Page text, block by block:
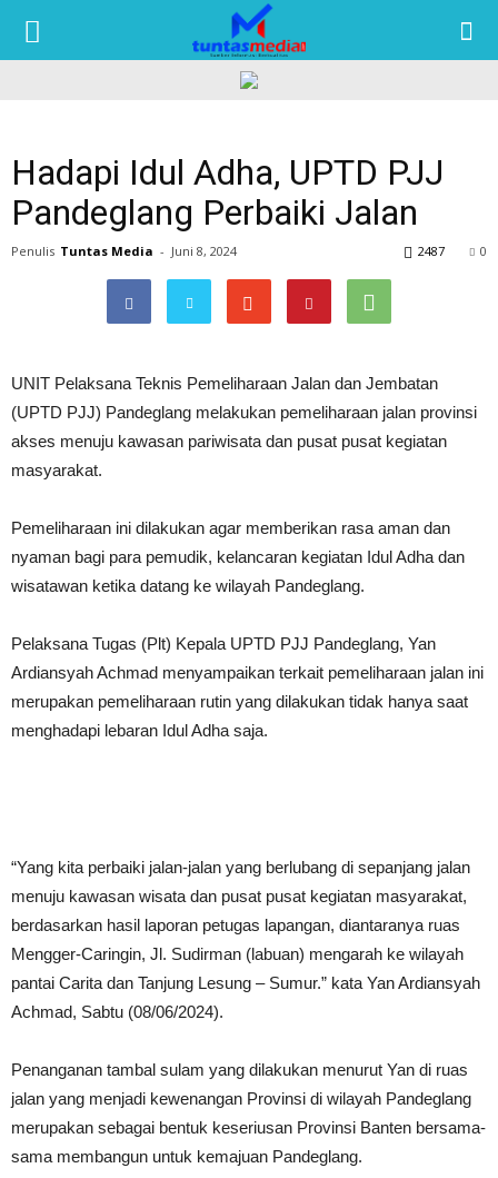
Hadapi Idul Adha, UPTD PJJ
Pandeglang Perbaiki Jalan
Penulis Tuntas Media - Juni 8, 2024 0
2487
UNIT Pelaksana Teknis Pemeliharaan Jalan dan Jembatan
(UPTD PJJ) Pandeglang melakukan pemeliharaan jalan provinsi
akses menuju kawasan pariwisata dan pusat pusat kegiatan
masyarakat.
Pemeliharaan ini dilakukan agar memberikan rasa aman dan
nyaman bagi para pemudik, kelancaran kegiatan Idul Adha dan
wisatawan ketika datang ke wilayah Pandeglang.
Pelaksana Tugas (Plt) Kepala UPTD PJJ Pandeglang, Yan
Ardiansyah Achmad menyampaikan terkait pemeliharaan jalan ini
merupakan pemeliharaan rutin yang dilakukan tidak hanya saat
menghadapi lebaran Idul Adha saja.
“Yang kita perbaiki jalan-jalan yang berlubang di sepanjang jalan
menuju kawasan wisata dan pusat pusat kegiatan masyarakat,
berdasarkan hasil laporan petugas lapangan, diantaranya ruas
Mengger-Caringin, Jl. Sudirman (labuan) mengarah ke wilayah
pantai Carita dan Tanjung Lesung – Sumur.” kata Yan Ardiansyah
Achmad, Sabtu (08/06/2024).
Penanganan tambal sulam yang dilakukan menurut Yan di ruas
jalan yang menjadi kewenangan Provinsi di wilayah Pandeglang
merupakan sebagai bentuk keseriusan Provinsi Banten bersama-
sama membangun untuk kemajuan Pandeglang.